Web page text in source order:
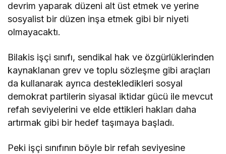
devrim yaparak düzeni alt üst etmek ve yerine
sosyalist bir düzen inşa etmek gibi bir niyeti
olmayacaktı.
Bilakis işçi sınıfı, sendikal hak ve özgürlüklerinden
kaynaklanan grev ve toplu sözleşme gibi araçları
da kullanarak ayrıca destekledikleri sosyal
demokrat partilerin siyasal iktidar gücü ile mevcut
refah seviyelerini ve elde ettikleri hakları daha
artırmak gibi bir hedef taşımaya başladı.
Peki işçi sınıfının böyle bir refah seviyesine